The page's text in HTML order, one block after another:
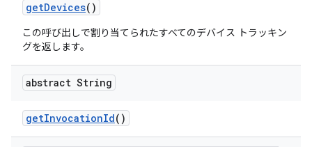
getDevices()
この呼び出しで割り当てられたすべてのデバイス トラッキン
グを返します。
abstract String
getInvocationId()